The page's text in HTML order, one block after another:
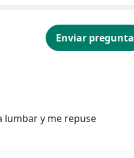
Enviar pregunta
lumbar y me repuse